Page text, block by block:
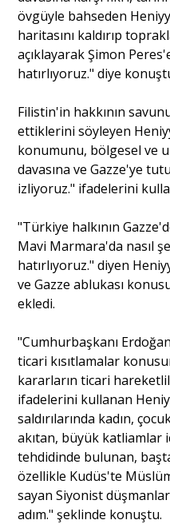
övgüyle bahseden
haritasını kaldırıp
açıklayarak Şimon
hatırlıyoruz." diye
Filistin'in hakkının
ettiklerini söyleyen
konumunu, bölgesel ve
davasına ve Gazze'ye
izliyoruz." ifadelerini
"Türkiye halkının
Mavi Marmara'da nasıl
hatırlıyoruz." diyen
ve Gazze ablukası
ekledi.
"Cumhurbaşkanı
ticari kısıtlamalar
kararların ticari
ifadelerini kullanan
saldırılarında kadın,
akıtan, büyük katliamlar
tehdidinde bulunan,
özellikle Kudüs'te
sayan Siyonist
adım." şeklinde konuştu.